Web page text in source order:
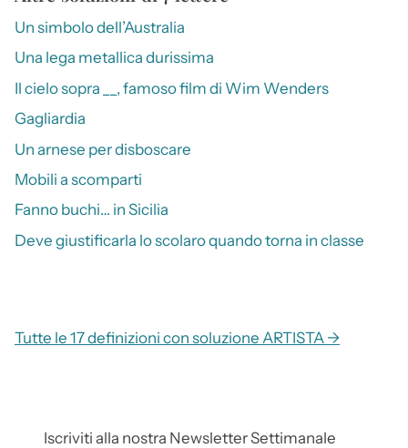
Un simbolo dell’Australia
Una lega metallica durissima
Il cielo sopra __, famoso film di Wim Wenders
Gagliardia
Un arnese per disboscare
Mobili a scomparti
Fanno buchi… in Sicilia
Deve giustificarla lo scolaro quando torna in classe
Tutte le 17 definizioni con soluzione ARTISTA →
Iscriviti alla nostra Newsletter Settimanale